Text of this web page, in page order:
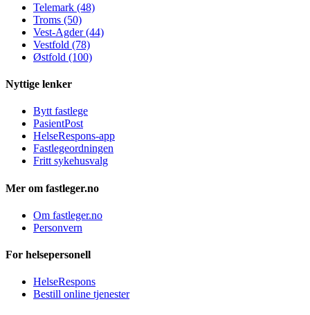
Telemark (48)
Troms (50)
Vest-Agder (44)
Vestfold (78)
Østfold (100)
Nyttige lenker
Bytt fastlege
PasientPost
HelseRespons-app
Fastlegeordningen
Fritt sykehusvalg
Mer om fastleger.no
Om fastleger.no
Personvern
For helsepersonell
HelseRespons
Bestill online tjenester